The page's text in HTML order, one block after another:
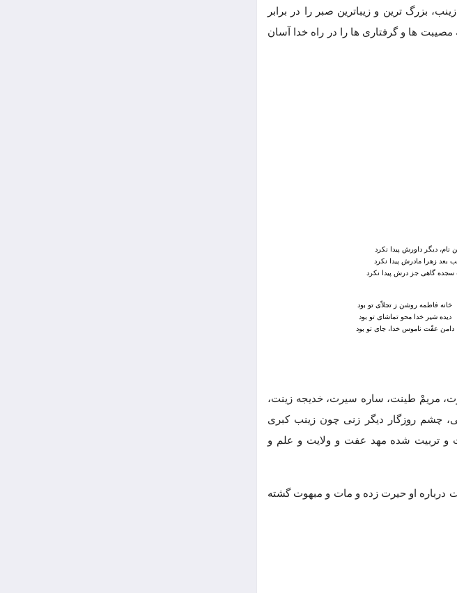
بزرگ ترین و زیباترین صبر را در برابر
مصیبت ها و گرفتاری ها را در راه خدا آسان
نام، دیگر داورش پیدا نکرد
بعد زهرا مادرش پیدا نکرد
گاهی جز درش پیدا نکرد
خانه فاطمه روشن ز تجلاّی تو بود
دیده شیر خدا محو تماشای تو بود
دامن عفّت ناموس خدا، جای تو بود
مریمْ طینت، ساره سیرت، خدیجه زینت،
چشم روزگار دیگر زنی چون زینب کبری
و تربیت شده مهد عفت و ولایت و علم و
درباره او حیرت زده و مات و مبهوت گشته